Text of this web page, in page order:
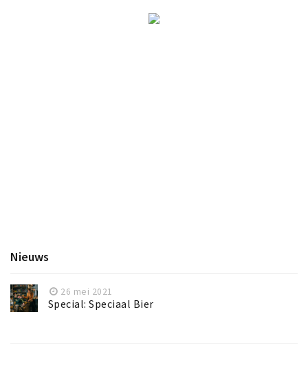
Nieuws
26 mei 2021
Special: Speciaal Bier